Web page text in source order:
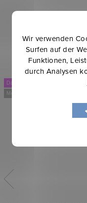
Wir verwenden
Surfen auf der
Funktionen,
durch Analysen
Dancing
Mehr für weniger